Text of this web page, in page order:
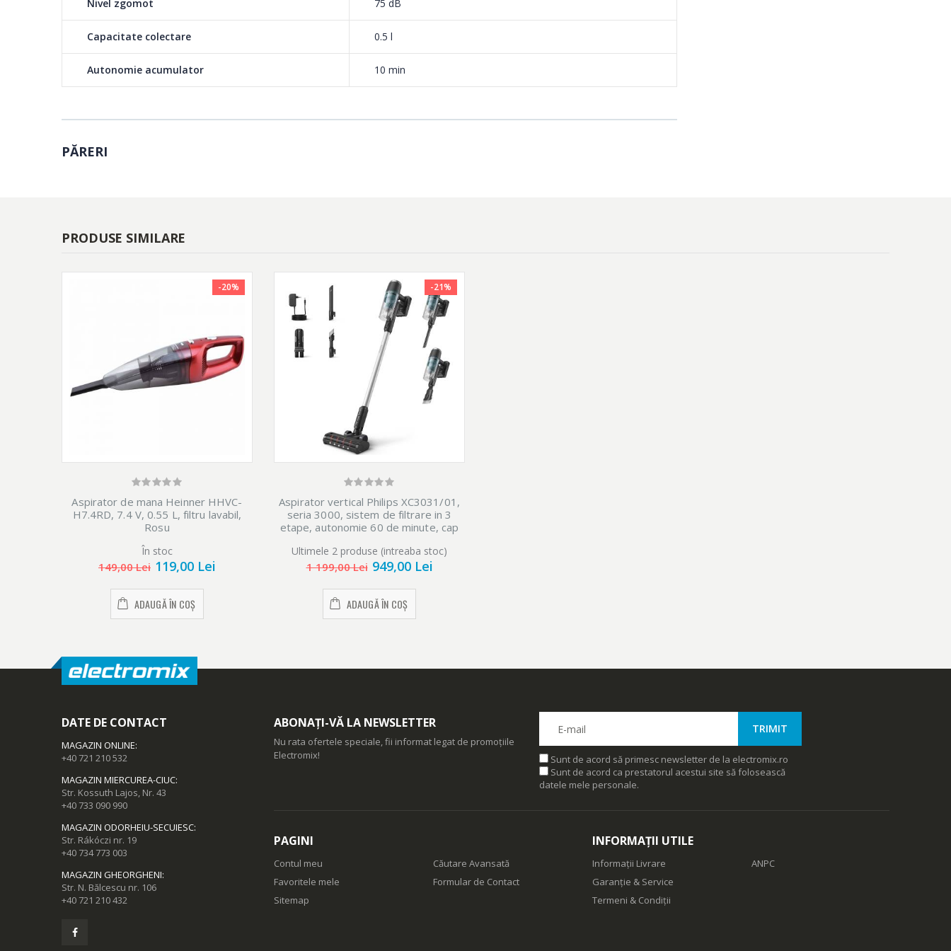
murdariei, pentru curatare rapida si eficienta.
Nivel zgomot 75 dB
Capacitate colectare 0.5 l
Autonomie acumulator 10 min
PĂRERI
PRODUSE SIMILARE
-20%
Aspirator de mana Heinner HHVC-
H7.4RD, 7.4 V, 0.55 L, filtru lavabil,
Rosu
În stoc
149,00 Lei 119,00 Lei
ADAUGĂ ÎN COȘ
-21%
Aspirator vertical Philips XC3031/01,
seria 3000, sistem de filtrare in 3
etape, autonomie 60 de minute, cap
Ultimele 2 produse (intreaba stoc)
1 199,00 Lei 949,00 Lei
ADAUGĂ ÎN COȘ
DATE DE CONTACT
MAGAZIN ONLINE:
+40 721 210 532
MAGAZIN MIERCUREA-CIUC:
Str. Kossuth Lajos, Nr. 43
+40 733 090 990
MAGAZIN ODORHEIU-SECUIESC:
Str. Rákóczi nr. 19
+40 734 773 003
MAGAZIN GHEORGHENI:
Str. N. Bălcescu nr. 106
+40 721 210 432
ABONAȚI-VĂ LA NEWSLETTER
Nu rata ofertele speciale, fii informat legat de promoțiile
Electromix!
Sunt de acord să primesc newsletter de la electromix.ro
Sunt de acord ca prestatorul acestui site să folosească
datele mele personale.
PAGINI
Contul meu
Favoritele mele
Sitemap
Căutare Avansată
Formular de Contact
INFORMAȚII UTILE
Informații Livrare
Garanție & Service
Termeni & Condiții
ANPC